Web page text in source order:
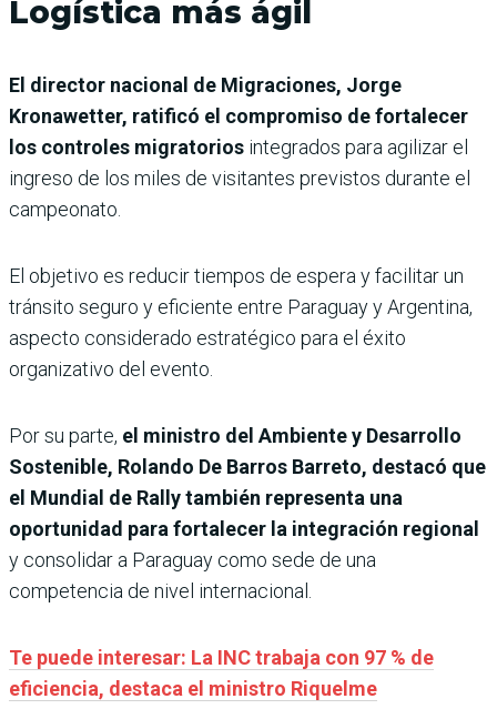
Logística más ágil
El director nacional de Migraciones, Jorge
Kronawetter, ratificó el compromiso de fortalecer
los controles migratorios integrados para agilizar el
ingreso de los miles de visitantes previstos durante el
campeonato.
El objetivo es reducir tiempos de espera y facilitar un
tránsito seguro y eficiente entre Paraguay y Argentina,
aspecto considerado estratégico para el éxito
organizativo del evento.
Por su parte, el ministro del Ambiente y Desarrollo
Sostenible, Rolando De Barros Barreto, destacó que
el Mundial de Rally también representa una
oportunidad para fortalecer la integración regional
y consolidar a Paraguay como sede de una
competencia de nivel internacional.
Te puede interesar: La INC trabaja con 97 % de
eficiencia, destaca el ministro Riquelme